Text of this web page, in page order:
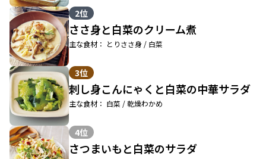
2位
ささ身と白菜のクリーム煮
主な食材： とりささ身 / 白菜
3位
刺し身こんにゃくと白菜の中華サラダ
主な食材： 白菜 / 乾燥わかめ
4位
さつまいもと白菜のサラダ